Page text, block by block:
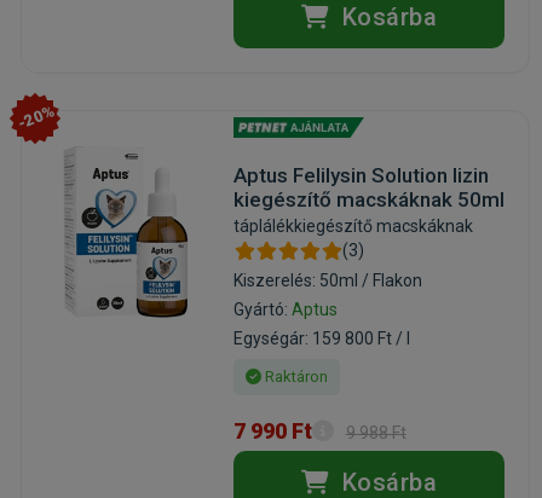
Kosárba
-20%
Aptus Felilysin Solution lizin
kiegészítő macskáknak 50ml
táplálékkiegészítő macskáknak
(3)
Kiszerelés: 50ml / Flakon
Gyártó: Aptus
Egységár: 159 800 Ft / l
Raktáron
7 990 Ft 9 988 Ft
Kosárba